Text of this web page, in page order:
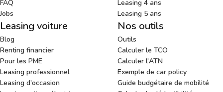
FAQ
Jobs
Leasing 4 ans
Leasing 5 ans
Leasing voiture
Blog
Renting financier
Pour les PME
Leasing professionnel
Leasing d'occasion
Nos outils
Outils
Calculer le TCO
Calculer l'ATN
Exemple de car policy
Guide budgétaire de mobilité